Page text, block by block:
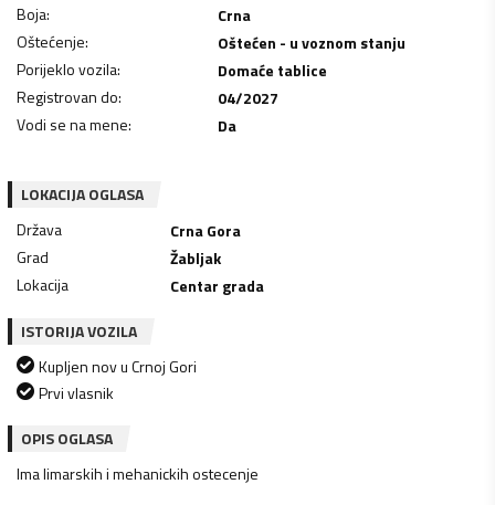
Boja:
Crna
Oštećenje:
Oštećen - u voznom stanju
Porijeklo vozila:
Domaće tablice
Registrovan do:
04/2027
Vodi se na mene: Da
LOKACIJA OGLASA
Država
Crna Gora
Grad
Žabljak
Lokacija
Centar grada
ISTORIJA VOZILA
Kupljen nov u Crnoj Gori
Prvi vlasnik
OPIS OGLASA
Ima limarskih i mehanickih ostecenje